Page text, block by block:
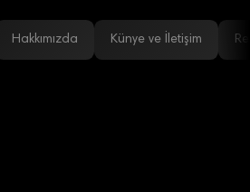
Hakkımızda Künye ve İletişim